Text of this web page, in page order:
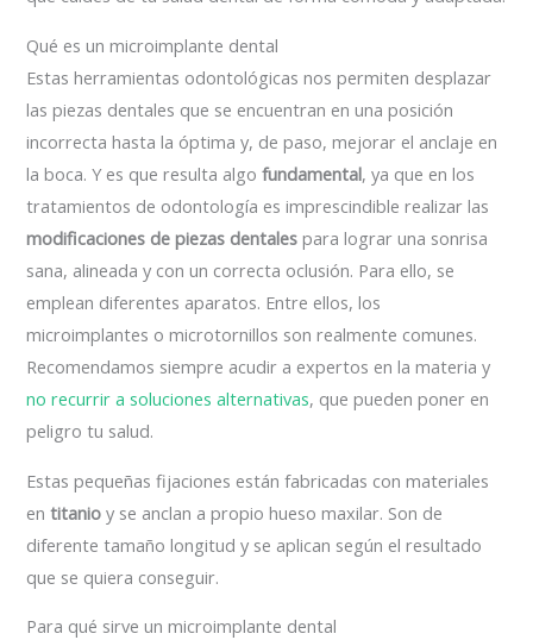
Qué es un microimplante dental
Estas herramientas odontológicas nos permiten desplazar
las piezas dentales que se encuentran en una posición
incorrecta hasta la óptima y, de paso, mejorar el anclaje en
la boca. Y es que resulta algofundamental, ya que en los
tratamientos de odontología es imprescindible realizar las
modificaciones de piezas dentales para lograr una sonrisa
sana, alineada y con un correcta oclusión. Para ello, se
emplean diferentes aparatos. Entre ellos, los
microimplantes o microtornillos son realmente comunes.
Recomendamos siempre acudir a expertos en la materia y
no recurrir a soluciones alternativas, que pueden poner en
peligro tu salud.
Estas pequeñas fijaciones están fabricadas con materiales
entitanio y se anclan a propio hueso maxilar. Son de
diferente tamaño longitud y se aplican según el resultado
que se quiera conseguir.
Para qué sirve un microimplante dental